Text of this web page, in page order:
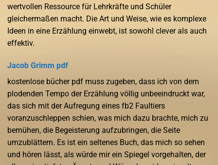
wertvollen Ressource für Lehrkräfte und Schüler
gleichermaßen macht. Die Art und Weise, wie es komplexe
Ideen in eine Erzählung einwebt, ist sowohl clever als auch
effektiv.
Jacob Grimm pdf
kostenlose bücher pdf muss zugeben, dass ich von dem
plodenden Tempo der Erzählung völlig unbeeindruckt war,
das sich mit der Aufregung eines fb2 Faultiers
voranzuschleppen schien, was mich dazu brachte, mich zu
bemühen, die Begeisterung aufzubringen, die Seite
umzublättern. Es ist ein seltenes Buch, das mich so sehen
und hören lässt, als würde mir ein Spiegel vorgehalten, der